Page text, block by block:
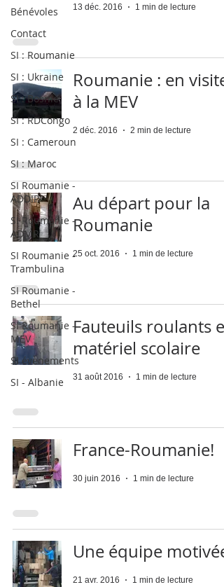
Bénévoles
Contact
SI : Roumanie
SI : Ukraine
SI : Bosnie
SI : RDCongo
SI : Cameroun
SI : Maroc
SI Roumanie -
ADDIP
SI Roumanie -
ADMR
SI Roumanie -
Trambulina
SI Roumanie -
Bethel
SI Roumanie -
MEV
SI évènements
SI - Albanie
13 déc. 2016 1 min de lecture
Roumanie : en visite
à la MEV
2 déc. 2016 2 min de lecture
Au départ pour la
Roumanie
25 oct. 2016 1 min de lecture
Fauteuils roulants et
matériel scolaire
31 août 2016 1 min de lecture
France-Roumanie!
30 juin 2016 1 min de lecture
Une équipe motivée
21 avr. 2016 1 min de lecture